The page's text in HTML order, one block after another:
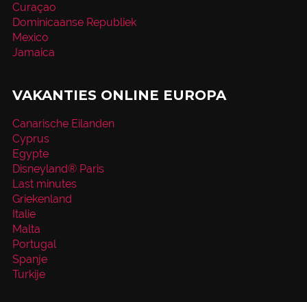
Curaçao
Dominicaanse Republiek
Mexico
Jamaica
VAKANTIES ONLINE EUROPA
Canarische Eilanden
Cyprus
Egypte
Disneyland® Paris
Last minutes
Griekenland
Italie
Malta
Portugal
Spanje
Turkije